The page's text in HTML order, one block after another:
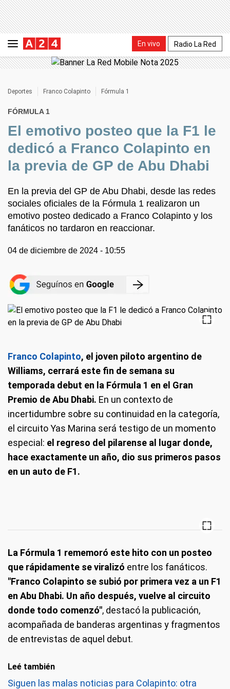
En vivo Radio La Red
Deportes Franco Colapinto Fórmula 1
FÓRMULA 1
El emotivo posteo que la F1 le
dedicó a Franco Colapinto en
la previa de GP de Abu Dhabi
En la previa del GP de Abu Dhabi, desde las redes
sociales oficiales de la Fórmula 1 realizaron un
emotivo posteo dedicado a Franco Colapinto y los
fanáticos no tardaron en reaccionar.
04 de diciembre de 2024 - 10:55
Franco Colapinto, el joven piloto argentino de
Williams, cerrará este fin de semana su
temporada debut en la Fórmula 1 en el Gran
Premio de Abu Dhabi. En un contexto de
incertidumbre sobre su continuidad en la categoría,
el circuito Yas Marina será testigo de un momento
especial: el regreso del pilarense al lugar donde,
hace exactamente un año, dio sus primeros pasos
en un auto de F1.
La Fórmula 1 rememoró este hito con un posteo
que rápidamente se viralizó entre los fanáticos.
"Franco Colapinto se subió por primera vez a un F1
en Abu Dhabi. Un año después, vuelve al circuito
donde todo comenzó", destacó la publicación,
acompañada de banderas argentinas y fragmentos
de entrevistas de aquel debut.
Leé también
Siguen las malas noticias para Colapinto: otra